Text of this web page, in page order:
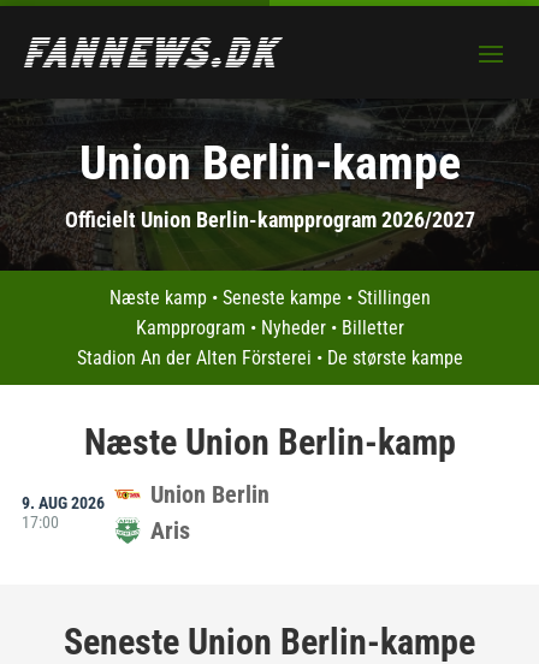
Union Berlin-kampe
Officielt Union Berlin-kampprogram 2026/2027
Næste kamp• Seneste kampe • Stillingen
Kampprogram • Nyheder• Billetter
Stadion An der Alten Försterei • De største kampe
Næste Union Berlin-kamp
9. AUG 2026
17:00
Union Berlin
Aris
Seneste Union Berlin-kampe